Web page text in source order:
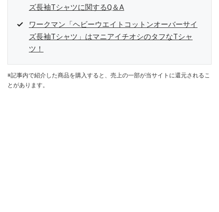
ズ長袖Tシャツに関するQ＆A
ワークマン「ヘビーウエイトコットンオーバーサイ
ズ長袖Tシャツ」はマニアイチオシのタフなTシャ
ツ！
※記事内で紹介した商品を購入すると、売上の一部が当サイトに還元されるこ
とがあります。